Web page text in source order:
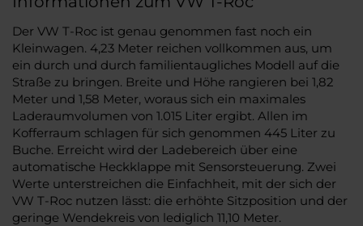
Der VW T-Roc ist genau genommen fast noch ein
Kleinwagen. 4,23 Meter reichen vollkommen aus, um
ein durch und durch familientaugliches Modell auf die
Straße zu bringen. Breite und Höhe rangieren bei 1,82
Meter und 1,58 Meter, woraus sich ein maximales
Laderaumvolumen von 1.015 Liter ergibt. Allen im
Kofferraum schlagen für sich genommen 445 Liter zu
Buche. Erreicht wird der Ladebereich über eine
automatische Heckklappe mit Sensorsteuerung. Zwei
Werte unterstreichen die Einfachheit, mit der sich der
VW T-Roc nutzen lässt: die erhöhte Sitzposition und der
geringe Wendekreis von lediglich 11,10 Meter.